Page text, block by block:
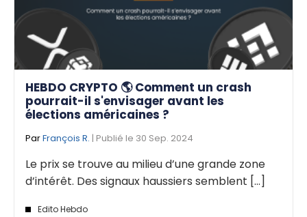
HEBDO CRYPTO 🌎 Comment un crash
pourrait-il s'envisager avant les
élections américaines ?
ParFrançois R. | Publié le 30 Sep. 2024
Le prix se trouve au milieu d’une grande zone
d’intérêt. Des signaux haussiers semblent [...]
Edito Hebdo